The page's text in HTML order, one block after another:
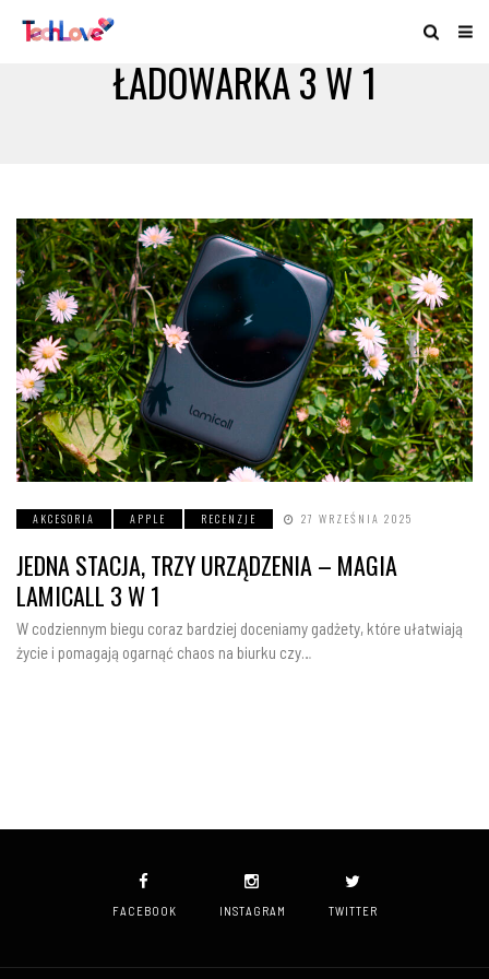
ŁADOWARKA 3 W 1
AKCESORIA APPLE RECENZJE 27 WRZEŚNIA 2025
JEDNA STACJA, TRZY URZĄDZENIA – MAGIA
LAMICALL 3 W 1
W codziennym biegu coraz bardziej doceniamy gadżety, które ułatwiają
życie i pomagają ogarnąć chaos na biurku czy…
FACEBOOK INSTAGRAM TWITTER